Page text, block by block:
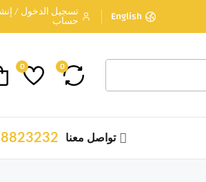
English تسجيل الدخول /
حساب
0
0
تواصل معنا